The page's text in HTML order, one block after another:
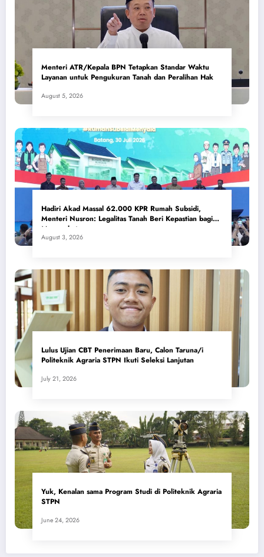
Menteri ATR/Kepala BPN Tetapkan Standar Waktu
Layanan untuk Pengukuran Tanah dan Peralihan Hak
August 5, 2026
Hadiri Akad Massal 62.000 KPR Rumah Subsidi,
Menteri Nusron: Legalitas Tanah Beri Kepastian bagi
Masyarakat
August 3, 2026
Lulus Ujian CBT Penerimaan Baru, Calon Taruna/i
Politeknik Agraria STPN Ikuti Seleksi Lanjutan
July 21, 2026
Yuk, Kenalan sama Program Studi di Politeknik Agraria
STPN
June 24, 2026